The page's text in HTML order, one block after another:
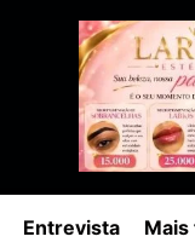
Entrevista Mais